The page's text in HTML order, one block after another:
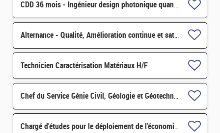
CDD 36 mois - Ingénieur design photonique quantique H/F
Alternance - Qualité, Amélioration continue et satisfaction clients H/F
Technicien Caractérisation Matériaux H/F
Chef du Service Génie Civil, Géologie et Géotechnique (S3G) H/F
Chargé d'études pour le déploiement de l'économie circulaire H/F